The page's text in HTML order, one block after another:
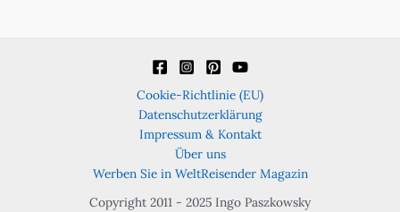
Cookie-Richtlinie (EU)
Datenschutzerklärung
Impressum & Kontakt
Über uns
Werben Sie in WeltReisender Magazin
Copyright 2011 - 2025 Ingo Paszkowsky